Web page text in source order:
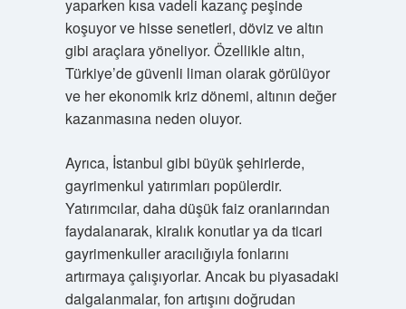
yaparken kısa vadeli kazanç peşinde
koşuyor ve hisse senetleri, döviz ve altın
gibi araçlara yöneliyor. Özellikle altın,
Türkiye’de güvenli liman olarak görülüyor
ve her ekonomik kriz dönemi, altının değer
kazanmasına neden oluyor.
Ayrıca, İstanbul gibi büyük şehirlerde,
gayrimenkul yatırımları popülerdir.
Yatırımcılar, daha düşük faiz oranlarından
faydalanarak, kiralık konutlar ya da ticari
gayrimenkuller aracılığıyla fonlarını
artırmaya çalışıyorlar. Ancak bu piyasadaki
dalgalanmalar, fon artışını doğrudan